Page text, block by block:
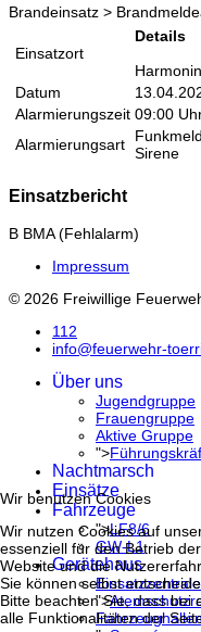
Brandeinsatz >
Einsatzort
Details
Datum
Alarmierungszeit 09:00
Alarmierungsart Sirene
Einsatzbericht
B BMA (Fehlalarm)
Impressum
© 2026 Freiwillige
112
info@feuerwehr-
Über uns
Jugendgruppe
Frauengruppe
Aktive Gruppe
">
Nachtmarsch
Einsätze
Fahrzeuge
">LF8/6
GW-L1
Gerätehaus
Einsatzzentrale
">
Wir benutzen Cookies
Wir nutzen Cookies auf
essenziell für den Betrieb
Website und die
Sie können selbst
Bitte beachten Sie, dass bei
alle Funktionalitäten der